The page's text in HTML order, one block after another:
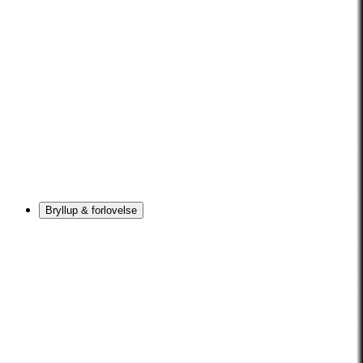
Bryllup & forlovelse